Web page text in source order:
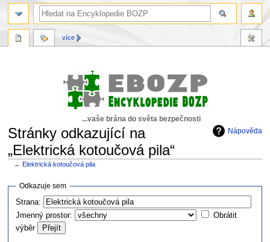
...vaše brána do světa bezpečnosti
Nápověda
Stránky odkazující na
„Elektrická kotoučová pila“
← Elektrická kotoučová pila
Skočit
navigaci
Skočit
vyhledávání
Odkazuje sem
Strana:
Jmenný prostor:
Obrátit
výběr
více